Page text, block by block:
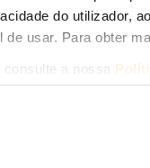
do utilizador,
de usar. Para obter
a nossa